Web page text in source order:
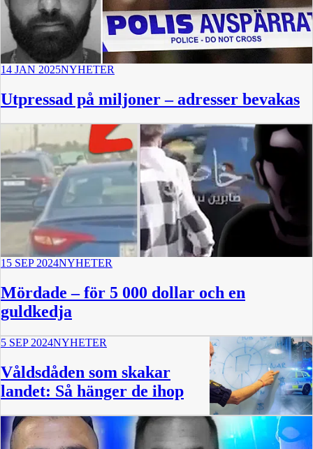
14 JAN 2025NYHETER
Utpressad på miljoner – adresser bevakas
15 SEP 2024NYHETER
Mördade – för 5 000 dollar och en
guldkedja
5 SEP 2024NYHETER
Våldsdåden som skakar
landet: Så hänger de ihop